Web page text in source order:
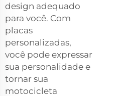
design adequado
para você. Com
placas
personalizadas,
você pode expressar
sua personalidade e
tornar sua
motocicleta